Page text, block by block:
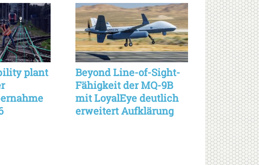
plant
Beyond Line-of-Sight-
Fähigkeit der MQ-9B
mit LoyalEye deutlich
erweitert Aufklärung